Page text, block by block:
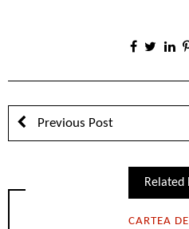
Previous Post
Related
CARTEA